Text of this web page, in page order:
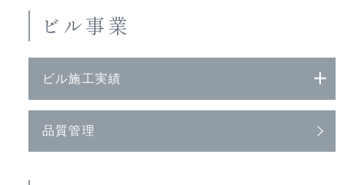
ビル事業
ビル施工実績
品質管理